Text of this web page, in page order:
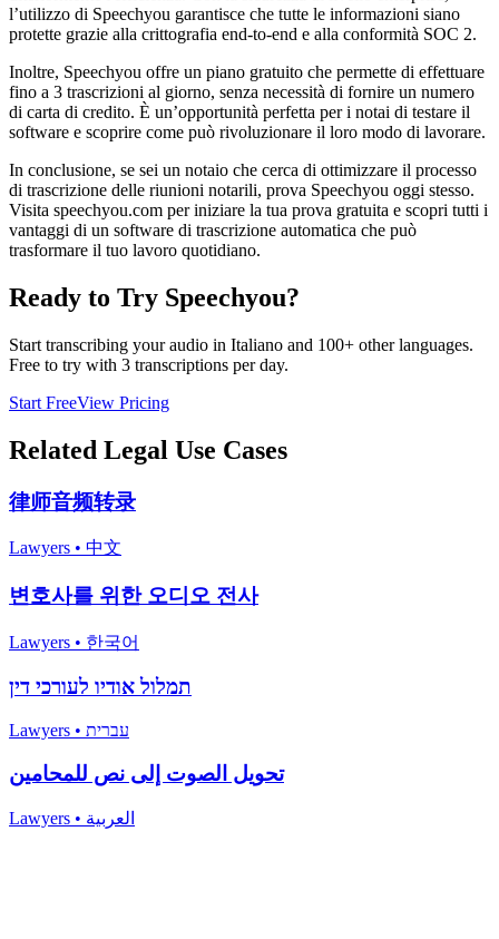
l’utilizzo di Speechyou garantisce che tutte le informazioni siano
protette grazie alla crittografia end-to-end e alla conformità SOC 2.
Inoltre, Speechyou offre un piano gratuito che permette di effettuare
fino a 3 trascrizioni al giorno, senza necessità di fornire un numero
di carta di credito. È un’opportunità perfetta per i notai di testare il
software e scoprire come può rivoluzionare il loro modo di lavorare.
In conclusione, se sei un notaio che cerca di ottimizzare il processo
di trascrizione delle riunioni notarili, prova Speechyou oggi stesso.
Visita speechyou.com per iniziare la tua prova gratuita e scopri tutti i
vantaggi di un software di trascrizione automatica che può
trasformare il tuo lavoro quotidiano.
Ready to Try Speechyou?
Start transcribing your audio in Italiano and 100+ other languages.
Free to try with 3 transcriptions per day.
Start FreeView Pricing
Related Legal Use Cases
律师音频转录
Lawyers • 中文
변호사를 위한 오디오 전사
Lawyers • 한국어
תמלול אודיו לעורכי דין
Lawyers • עברית
تحويل الصوت إلى نص للمحامين
Lawyers • العربية